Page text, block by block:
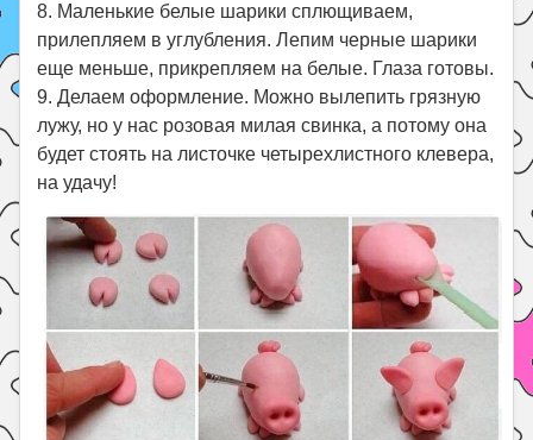
8. Маленькие белые шарики сплющиваем,
прилепляем в углубления. Лепим черные шарики
еще меньше, прикрепляем на белые. Глаза готовы.
9. Делаем оформление. Можно вылепить грязную
лужу, но у нас розовая милая свинка, а потому она
будет стоять на листочке четырехлистного клевера,
на удачу!